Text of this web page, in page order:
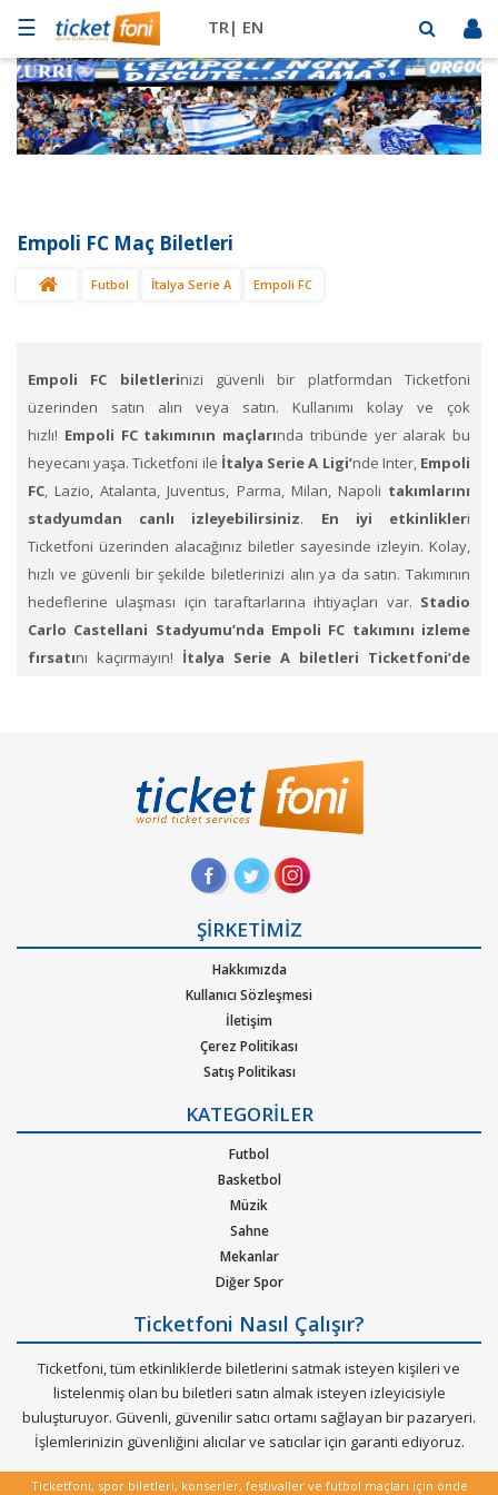
☰ TR| EN
Futbol
Basketbol
Mekanlar
Diğer
SAT
Empoli FC Maç Biletleri
Futbol İtalya Serie A Empoli FC
Empoli FC biletlerinizi güvenli bir platformdan Ticketfoni
üzerinden satın alın veya satın. Kullanımı kolay ve çok
hızlı! Empoli FC takımının maçlarında tribünde yer alarak bu
heyecanı yaşa. Ticketfoni ile İtalya Serie A Ligi’nde Inter, Empoli
FC, Lazio, Atalanta, Juventus, Parma, Milan, Napoli takımlarını
stadyumdan canlı izleyebilirsiniz. En iyi etkinlikleri
Ticketfoni üzerinden alacağınız biletler sayesinde izleyin. Kolay,
hızlı ve güvenli bir şekilde biletlerinizi alın ya da satın. Takımının
hedeflerine ulaşması için taraftarlarına ihtiyaçları var. Stadio
Carlo Castellani Stadyumu’nda Empoli FC takımını izleme
fırsatını kaçırmayın! İtalya Serie A biletleri Ticketfoni’de
Ticketfoni’ye üye olunuz. Bilet seçiminizi yapınız. (Katılmak
istediğiniz etkinlik ya da etkinliklere ait siteye optimize edilmiş
oturma planları ve kategori sayesinde bilet seçiminizi yapınız.)
Size sunulan güvenli ödeme adımına geçiniz. Artık biletiniz
ŞİRKETİMİZ
Hakkımızda
Kullanıcı Sözleşmesi
İletişim
Çerez Politikası
Satış Politikası
Kurumsal Ağırlama
Nasıl Çalışır
Bilet Tipi ve Teslimat
Üyelik Doğrulama
Sık Sorulan Sorular
KATEGORİLER
Futbol
Basketbol
Müzik
Sahne
Mekanlar
Diğer Spor
Ticketfoni Nasıl Çalışır?
Ticketfoni, tüm etkinliklerde biletlerini satmak isteyen kişileri ve
listelenmiş olan bu biletleri satın almak isteyen izleyicisiyle
buluşturuyor. Güvenli, güvenilir satıcı ortamı sağlayan bir pazaryeri.
İşlemlerinizin güvenliğini alıcılar ve satıcılar için garanti ediyoruz.
Ticketfoni, spor biletleri, konserler, festivaller ve futbol maçları için önde